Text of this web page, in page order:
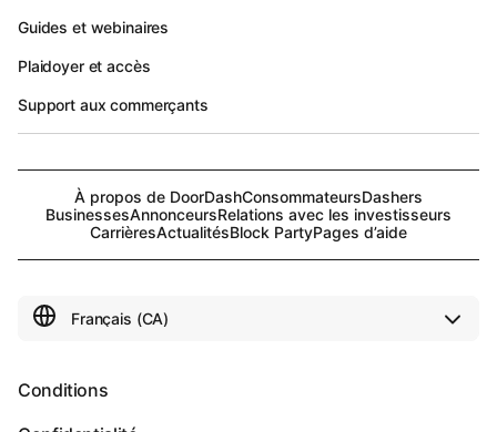
Guides et webinaires
Plaidoyer et accès
Support aux commerçants
À propos de DoorDashConsommateursDashers
BusinessesAnnonceursRelations avec les investisseurs
CarrièresActualitésBlock PartyPages d’aide
Conditions